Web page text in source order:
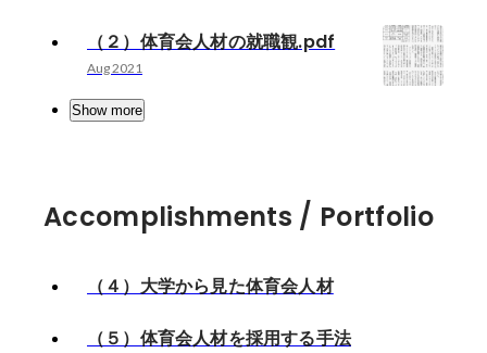
（２）体育会人材の就職観.pdf
Aug 2021
Show more
Accomplishments / Portfolio
（４）大学から見た体育会人材
（５）体育会人材を採用する手法